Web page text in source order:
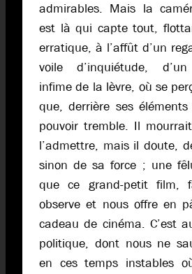
admirables. Mais la
est là qui capte tout,
erratique, à l’affût d’un
voile d’inquiétude,
infime de la lèvre, où se
que, derrière ses
pouvoir tremble. Il
l’admettre, mais il doute,
sinon de sa force ; une
que ce grand-petit film,
observe et nous offre en
cadeau de cinéma. C’est
politique, dont nous ne
en ces temps instables